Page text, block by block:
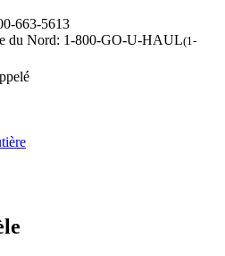
663-5613
du Nord: 1-800-GO-U-HAUL(1-